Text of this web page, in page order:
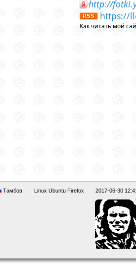
http://
https://
Как читать мой
2017-06-30
Linux Ubuntu Firefox
Тамбов